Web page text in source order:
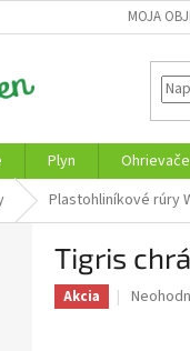
MOJA
Plyn
Plastohliníkové rúry
Tigris
Akcia